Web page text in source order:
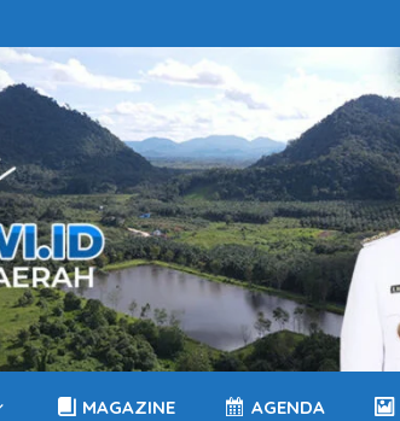
MAGAZINE AGENDA